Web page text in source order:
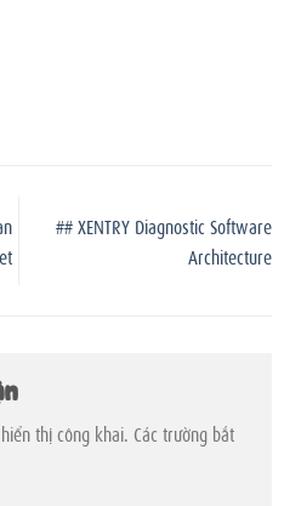
## XENTRY Diagnostic Software
Architecture
thị công khai. Các trường bắt